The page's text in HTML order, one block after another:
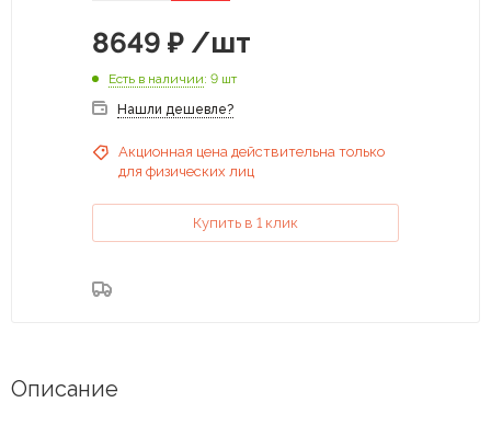
8649 ₽ /шт
Есть в наличии: 9 шт
Нашли дешевле?
Акционная цена действительна только
для физических лиц
Купить в 1 клик
Описание